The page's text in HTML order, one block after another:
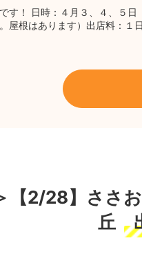
す！ 日時：４月３、４、５日
屋根はあります）出店料：１
【2/28】ささ
丘